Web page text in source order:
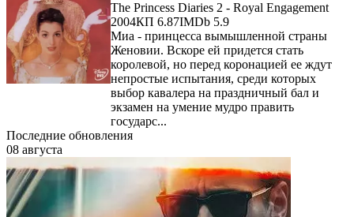
The Princess Diaries 2 - Royal Engagement
2004КП 6.87IMDb 5.9
Миа - принцесса вымышленной страны
Женовии. Вскоре ей придется стать
королевой, но перед коронацией ее ждут
непростые испытания, среди которых
выбор кавалера на праздничный бал и
экзамен на умение мудро править
государс...
Последние обновления
08 августа